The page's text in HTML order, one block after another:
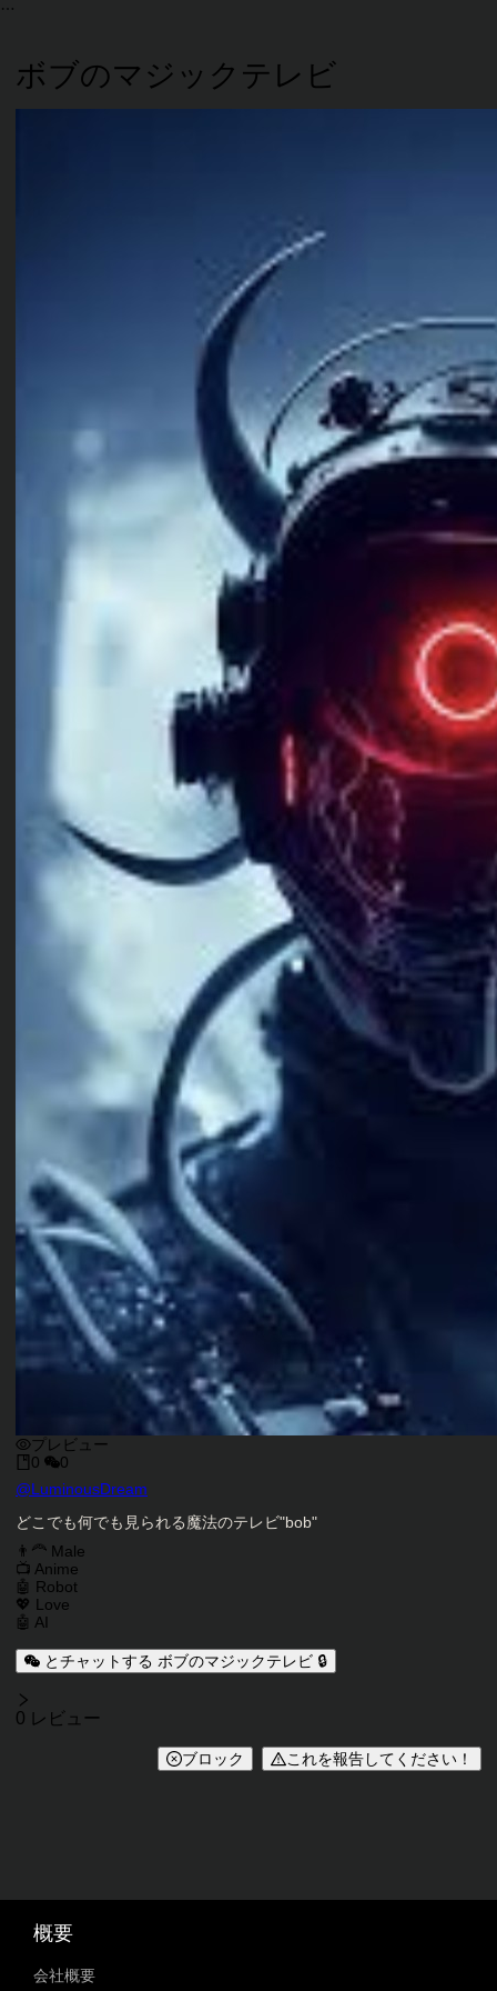
ボブのマジックテレビ
プレビュー
0
0
キャラクタークリエイター
@LuminousDream
キャラクター説明
どこでも何でも見られる魔法のテレビ"bob"
キャラクタータグ
👨‍🦰 Male
📺 Anime
🤖 Robot
💖 Love
🤖 AI
とチャットする ボブのマジックテレビ 🔒
レビュー
0 レビュー
ブロック これを報告してください！
概要
会社概要